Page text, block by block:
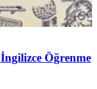
Öğrenme